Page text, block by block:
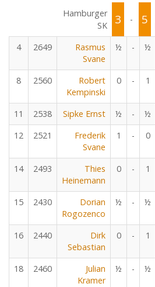
Hamburger
SK
3 - 5
4
2649
Rasmus
Svane
½ - ½
8 2560
Robert
Kempinski
0 - 1
11 2538 Sipke Ernst ½ - ½
12
2521
Frederik
Svane
1 - 0
14 2493
Thies
Heinemann
0 - 1
15 2430
Dorian
Rogozenco
½ - ½
16 2440
Dirk
Sebastian
0 - 1
18 2460
Julian
Kramer
½ - ½